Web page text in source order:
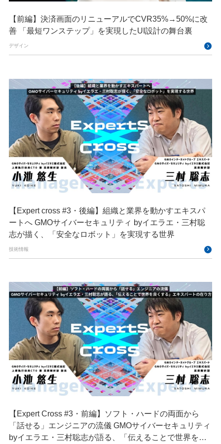
【前編】決済画面のリニューアルでCVR35%→50%に改
善 「最短ワンステップ」を実現したUI設計の舞台裏
デザイン
【Expert cross #3・後編】組織と業界を動かすエキスパ
ートへ GMOサイバーセキュリティ byイエラエ・三村聡
志が描く、「安全なロボット」を実現する世界
技術情報
【Expert Cross #3・前編】ソフト・ハードの両面から
「話せる」エンジニアの流儀 GMOサイバーセキュリティ
byイエラエ・三村聡志が語る、「伝えることで世界を良